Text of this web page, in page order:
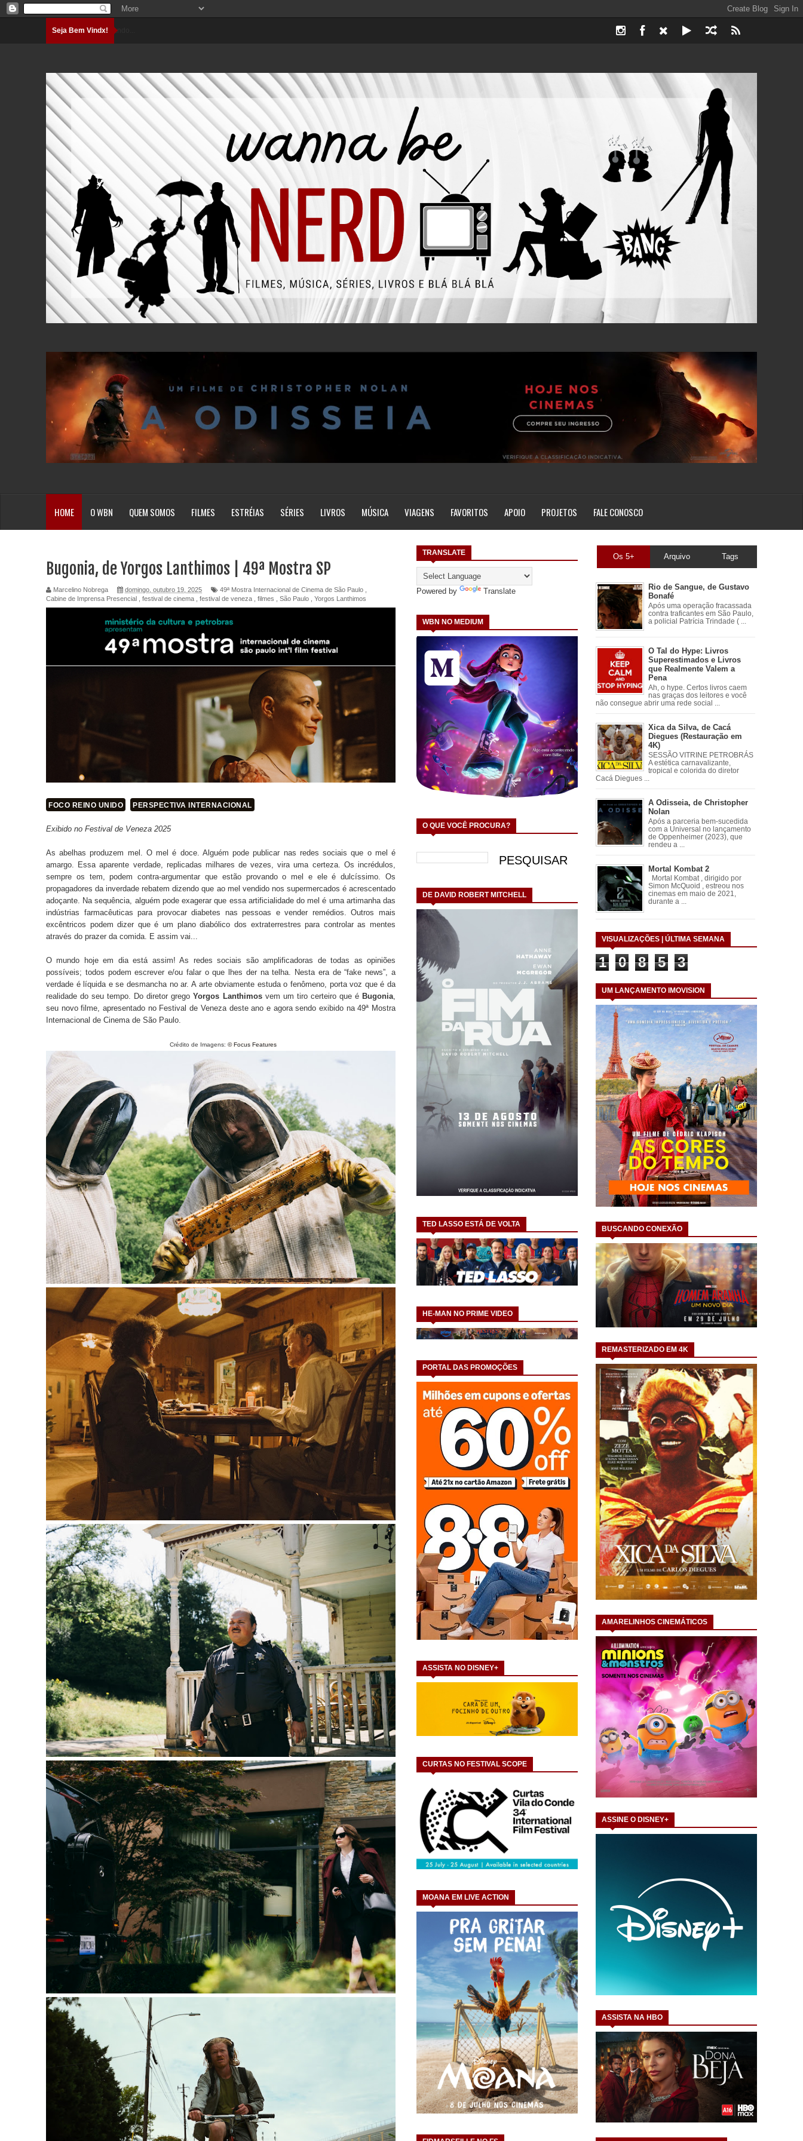
Seja Bem Vindx!Carregando...
HOME O WBN QUEM SOMOS FILMES ESTRÉIAS SÉRIES LIVROS MÚSICA VIAGENS FAVORITOS APOIO PROJETOS FALE CONOSCO
TRANSLATE
Powered by Translate
WBN NO MEDIUM
O QUE VOCÊ PROCURA?
DE DAVID ROBERT MITCHELL
TED LASSO ESTÁ DE VOLTA
HE-MAN NO PRIME VIDEO
PORTAL DAS PROMOÇÕES
ASSISTA NO DISNEY+
CURTAS NO FESTIVAL SCOPE
MOANA EM LIVE ACTION
Bugonia, de Yorgos Lanthimos | 49ª Mostra SP
Marcelino Nobrega domingo, outubro 19, 2025 49ª Mostra Internacional de Cinema de São Paulo ,
Cabine de Imprensa Presencial , festival de cinema , festival de veneza , filmes , São Paulo , Yorgos Lanthimos
FOCO REINO UNIDO PERSPECTIVA INTERNACIONAL
Exibido no Festival de Veneza 2025
As abelhas produzem mel. O mel é doce. Alguém pode publicar nas redes sociais que o mel é
amargo. Essa aparente verdade, replicadas milhares de vezes, vira uma certeza. Os incrédulos,
sempre os tem, podem contra-argumentar que estão provando o mel e ele é dulcíssimo. Os
propagadores da inverdade rebatem dizendo que ao mel vendido nos supermercados é acrescentado
adoçante. Na sequência, alguém pode exagerar que essa artificialidade do mel é uma artimanha das
indústrias farmacêuticas para provocar diabetes nas pessoas e vender remédios. Outros mais
excêntricos podem dizer que é um plano diabólico dos extraterrestres para controlar as mentes
através do prazer da comida. E assim vai...
O mundo hoje em dia está assim! As redes sociais são amplificadoras de todas as opiniões
possíveis; todos podem escrever e/ou falar o que lhes der na telha. Nesta era de “fake news”, a
verdade é líquida e se desmancha no ar. A arte obviamente estuda o fenômeno, porta voz que é da
realidade do seu tempo. Do diretor gregoYorgos Lanthimosvem um tiro certeiro que é Bugonia
seu novo filme, apresentado no Festival de Veneza deste ano e agora sendo exibido na 49ª Mostra
Internacional de Cinema de São Paulo.
Crédito de Imagens: © Focus Features
Os 5+ Arquivo Tags
Rio de Sangue, de Gustavo
Bonafé
Após uma operação fracassada
contra traficantes em São Paulo,
a policial Patrícia Trindade ( ...
O Tal do Hype: Livros
Superestimados e Livros
que Realmente Valem a
Pena
Ah, o hype. Certos livros caem
nas graças dos leitores e você
não consegue abrir uma rede social ...
Xica da Silva, de Cacá
Diegues (Restauração em
4K)
SESSÃO VITRINE PETROBRÁS
A estética carnavalizante,
tropical e colorida do diretor
Cacá Diegues ...
A Odisseia, de Christopher
Nolan
Após a parceria bem-sucedida
com a Universal no lançamento
de Oppenheimer (2023), que
rendeu a ...
Mortal Kombat 2
Mortal Kombat , dirigido por
Simon McQuoid , estreou nos
cinemas em maio de 2021,
durante a ...
VISUALIZAÇÕES | ÚLTIMA SEMANA
1 0 8 5 3
UM LANÇAMENTO IMOVISION
BUSCANDO CONEXÃO
REMASTERIZADO EM 4K
AMARELINHOS CINEMÁTICOS
ASSINE O DISNEY+
ASSISTA NA HBO